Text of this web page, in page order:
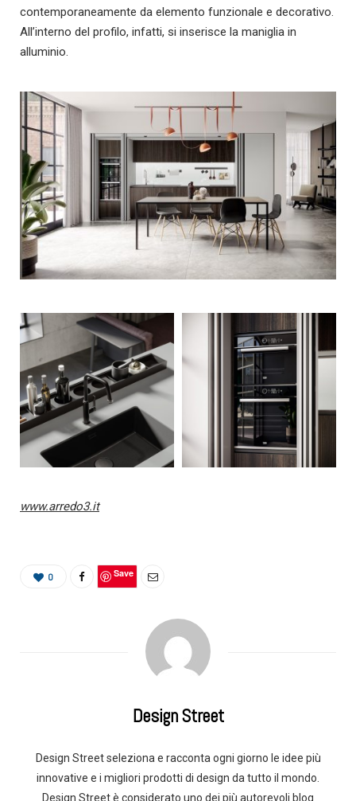
contemporaneamente da elemento funzionale e decorativo.
All’interno del profilo, infatti, si inserisce la maniglia in
alluminio.
www.arredo3.it
0 Save
Design Street
Design Street seleziona e racconta ogni giorno le idee più
innovative e i migliori prodotti di design da tutto il mondo.
Design Street è considerato uno dei più autorevoli blog